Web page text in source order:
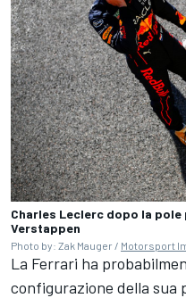
Charles Leclerc dopo la
Verstappen
Photo by: Zak Mauger / Motorsport
La Ferrari ha
configurazione della sua